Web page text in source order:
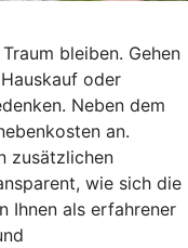
bleiben. Gehen
oder
Neben dem
an.
zusätzlichen
wie sich die
Ihnen als erfahrener